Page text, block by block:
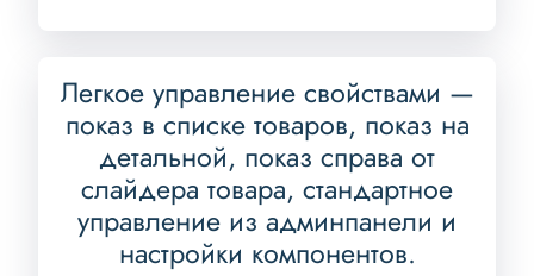
Легкое управление свойствами —
показ в списке товаров, показ на
детальной, показ справа от
слайдера товара, стандартное
управление из админпанели и
настройки компонентов.